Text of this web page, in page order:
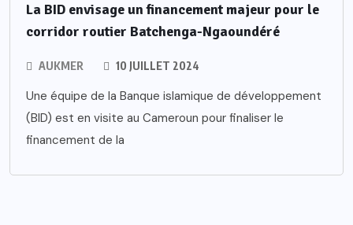
La BID envisage un financement majeur pour le
corridor routier Batchenga-Ngaoundéré
AUKMER 10 JUILLET 2024
Une équipe de la Banque islamique de développement
(BID) est en visite au Cameroun pour finaliser le
financement de la